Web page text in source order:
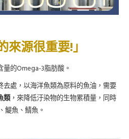
來源很重要! 」
量的Omega-3脂肪酸。
去處，以海洋魚類為原料的魚油，需要
類 ，來降低汙染物的生物累積量，同時
鯷魚、鯖魚。